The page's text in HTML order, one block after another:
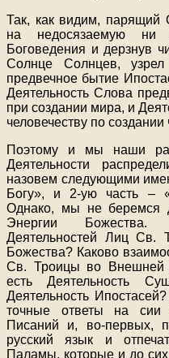
Так, как видим, парящий
на недосязаемую ни
Боговедения и дерзнув
Солнце Солнцев,
предвечное бытие
Деятельность Слова
при создании мира, и
человечеству по
Поэтому и мы наши
Деятельности
назовем следующими
Богу», и 2-ую часть –
Однако, мы не беремся
Энергии Божества.
Деятельностей Лиц Св.
Божества? Каково
Св. Троицы во Внешней
есть Деятельность
Деятельность
точные ответы на сии
Писаний и, во-первых,
русский язык и
Паламы, которые и до